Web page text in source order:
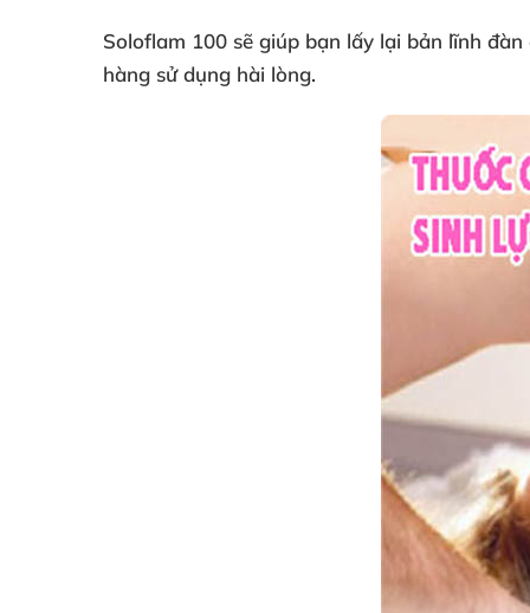
Soloflam 100 sẽ giúp bạn lấy lại bản lĩnh đàn
hàng sử dụng hài lòng.